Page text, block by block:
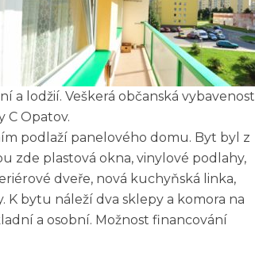
a lodžií. Veškerá občanská vybavenost
C Opatov.
podlaží panelového domu. Byt byl z
zde plastová okna, vinylové podlahy,
dveře, nová kuchyňská linka,
K bytu náleží dva sklepy a komora na
a osobní. Možnost financování